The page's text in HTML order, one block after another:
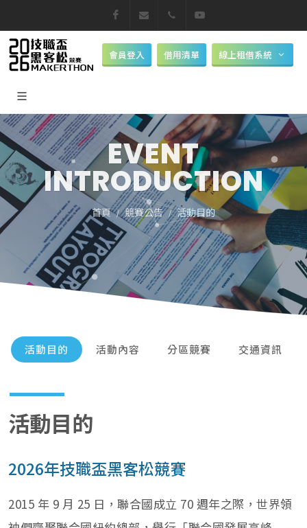
Facebookmakerthon@nkust.edu.tw
07-6011000
會員登入 借用清單 線上租借系統
EVENT
INTRODUCTION
首頁 競賽公告 活動目的
活動目的 活動內容 分區競賽 交通資訊
活動目的
2026年技職盃黑客松競賽
2015 年 9 月 25 日，聯合國成立 70 週年之際，世界領